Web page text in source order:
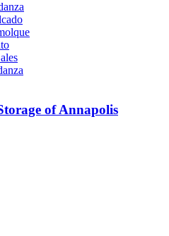
of Annapolis